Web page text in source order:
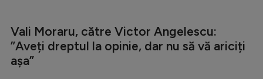
JO 2024
JO 2026
Vali Moraru, către Victor Angelescu:
”Aveți dreptul la opinie, dar nu să vă ariciți
așa”